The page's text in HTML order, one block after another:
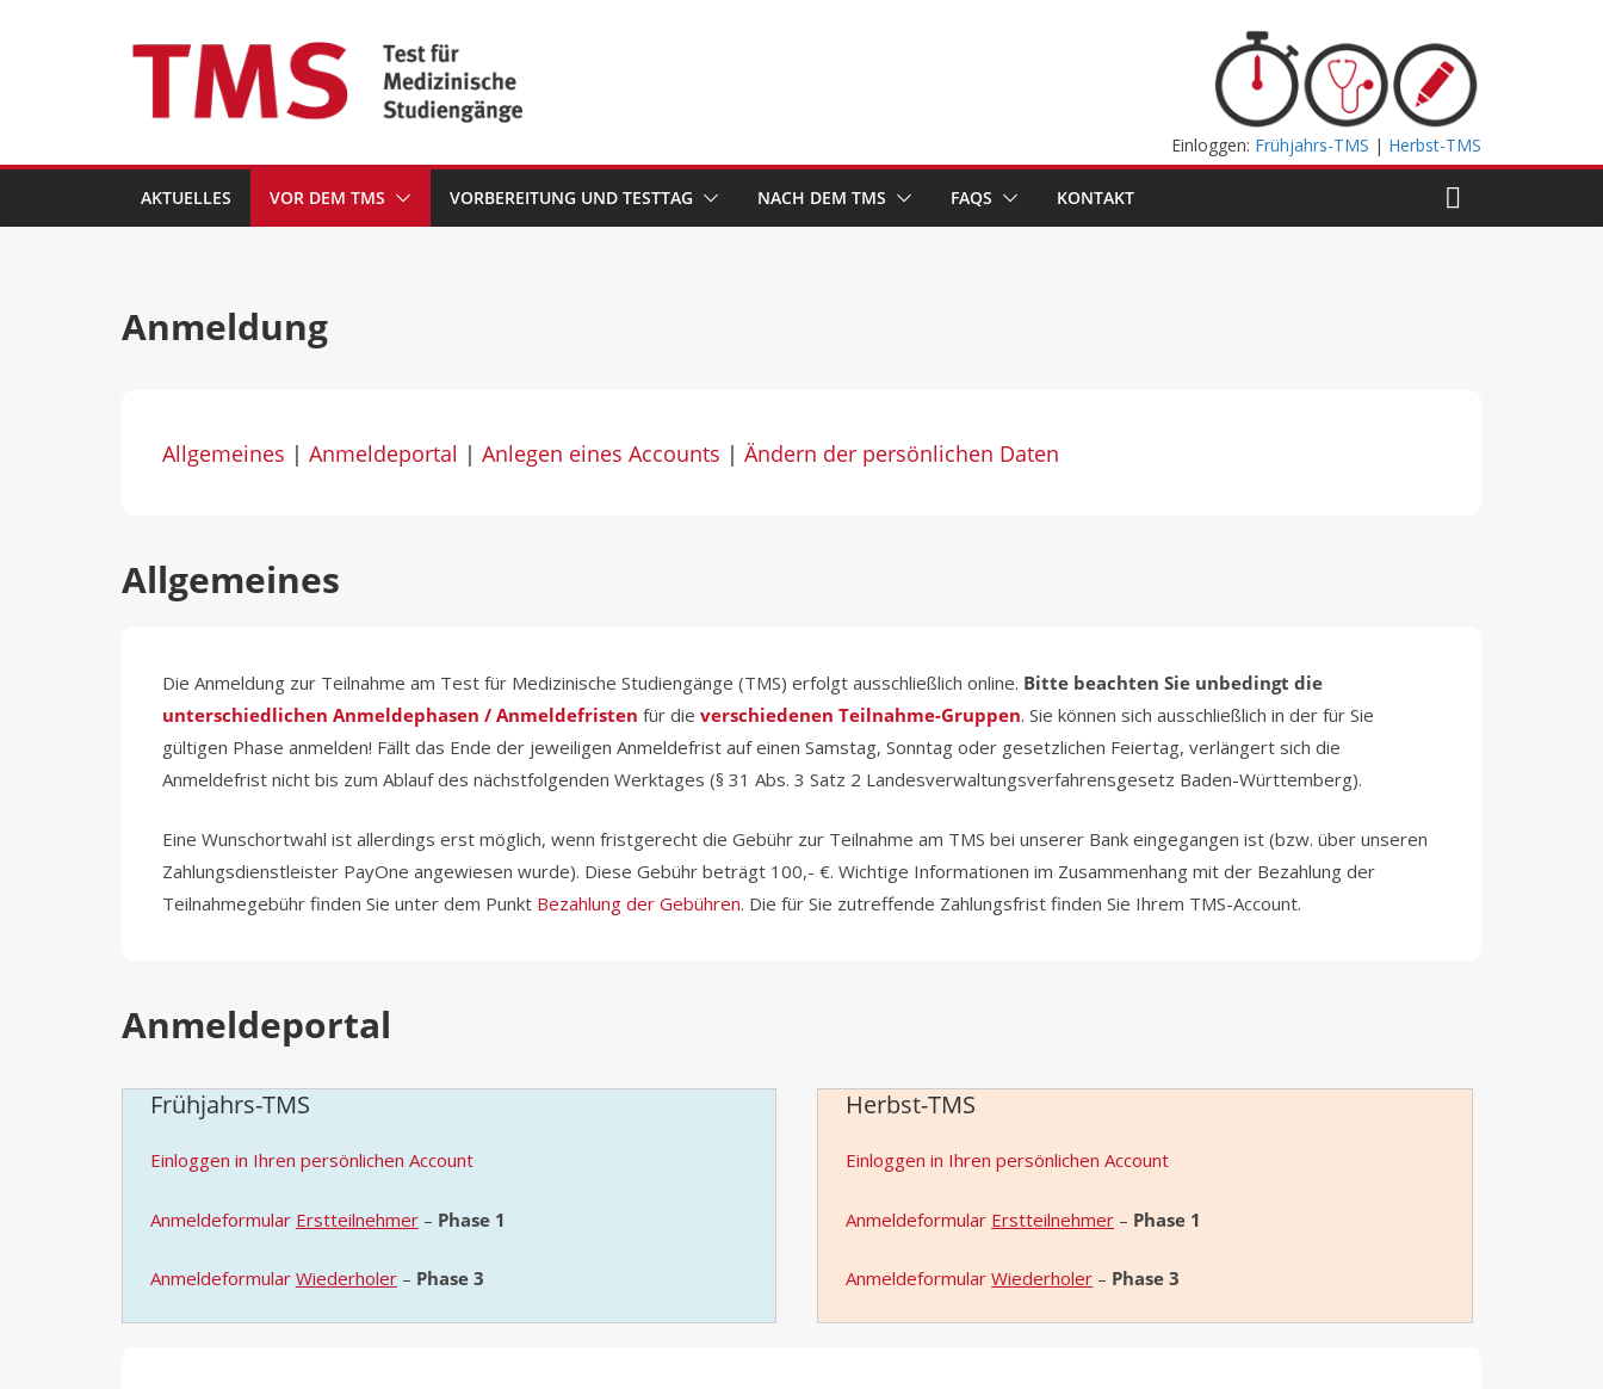
Einloggen: Frühjahrs-TMS | Herbst-TMS
AKTUELLES VOR DEM TMS VORBEREITUNG UND TESTTAG NACH DEM TMS FAQS KONTAKT
Anmeldung
Allgemeines |Anmeldeportal |Anlegen eines Accounts |Ändern der persönlichen Daten
Allgemeines
Die Anmeldung zur Teilnahme am Test für Medizinische Studiengänge (TMS) erfolgt ausschließlich online. Bitte beachten Sie unbedingt die
unterschiedlichen Anmeldephasen / Anmeldefristen für dieverschiedenen Teilnahme-Gruppen. Sie können sich ausschließlich in der für Sie
gültigen Phase anmelden! Fällt das Ende der jeweiligen Anmeldefrist auf einen Samstag, Sonntag oder gesetzlichen Feiertag, verlängert sich die
Anmeldefrist nicht bis zum Ablauf des nächstfolgenden Werktages (§ 31 Abs. 3 Satz 2 Landesverwaltungsverfahrensgesetz Baden-Württemberg).
Eine Wunschortwahl ist allerdings erst möglich, wenn fristgerecht die Gebühr zur Teilnahme am TMS bei unserer Bank eingegangen ist (bzw. über unseren
Zahlungsdienstleister PayOne angewiesen wurde). Diese Gebühr beträgt 100,- €. Wichtige Informationen im Zusammenhang mit der Bezahlung der
Teilnahmegebühr finden Sie unter dem Punkt Bezahlung der Gebühren. Die für Sie zutreffende Zahlungsfrist finden Sie Ihrem TMS-Account.
Anmeldeportal
Frühjahrs-TMS
Einloggen in Ihren persönlichen Account
Anmeldeformular Erstteilnehmer– Phase 1
Anmeldeformular Wiederholer– Phase 3
Herbst-TMS
Einloggen in Ihren persönlichen Account
Anmeldeformular Erstteilnehmer – Phase 1
AnmeldeformularWiederholer – Phase 3